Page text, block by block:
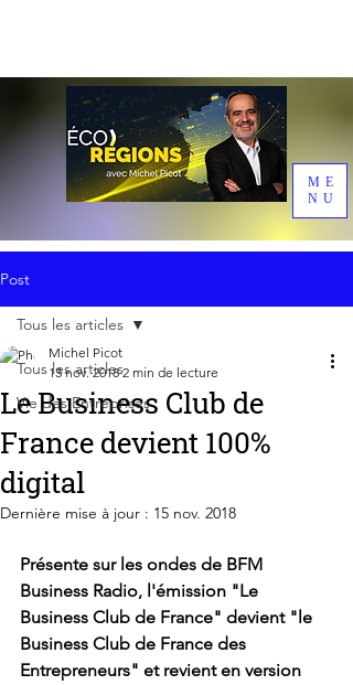
ME
NU
Post
Tous les articles
Vie des Entreprises
Tous les articles
Le Business Club de
France devient 100%
digital
Michel Picot
13 nov. 2018 2 min de lecture
Dernière mise à jour : 15 nov. 2018
Présente sur les ondes de BFM
Business Radio, l'émission "Le
Business Club de France" devient "le
Business Club de France des
Entrepreneurs" et revient en version